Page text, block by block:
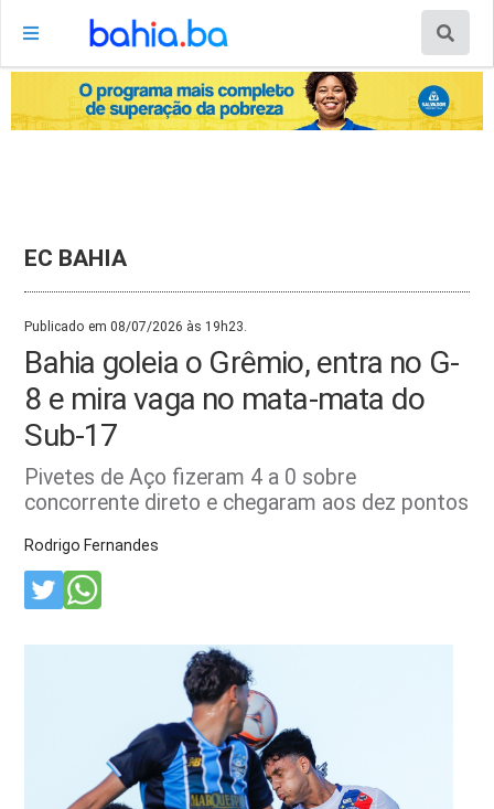
EC BAHIA
Publicado em 08/07/2026 às 19h23.
Bahia goleia o Grêmio, entra no G-
8 e mira vaga no mata-mata do
Sub-17
Pivetes de Aço fizeram 4 a 0 sobre
concorrente direto e chegaram aos dez pontos
Rodrigo Fernandes